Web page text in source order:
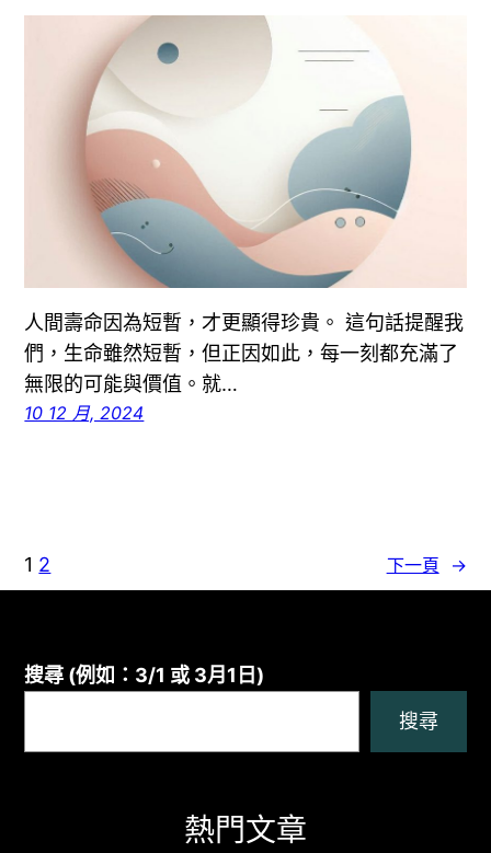
人間壽命因為短暫，才更顯得珍貴。 這句話提醒我
們，生命雖然短暫，但正因如此，每一刻都充滿了
無限的可能與價值。就…
10 12 月, 2024
1 2 下一頁 →
搜尋 (例如：3/1 或 3月1日)
搜尋
熱門文章